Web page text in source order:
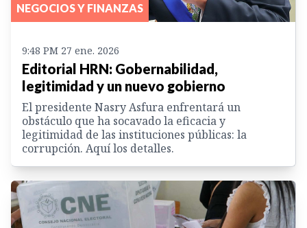
NEGOCIOS Y FINANZAS
9:48 PM 27 ene. 2026
Editorial HRN: Gobernabilidad,
legitimidad y un nuevo gobierno
El presidente Nasry Asfura enfrentará un
obstáculo que ha socavado la eficacia y
legitimidad de las instituciones públicas: la
corrupción. Aquí los detalles.